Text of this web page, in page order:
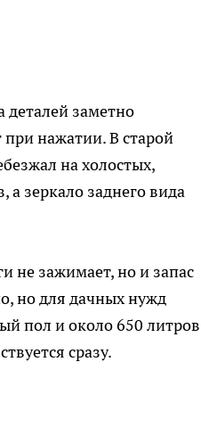
деталей заметно
нажатии. В старой
на холостых,
зеркало заднего вида
не зажимает, но и запас
но для дачных нужд
пол и около 650 литров
сразу.